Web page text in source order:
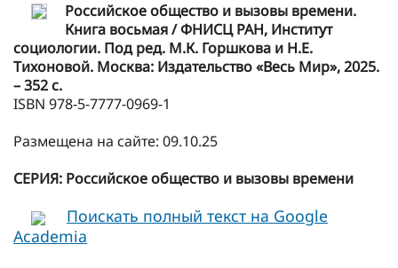
Российское общество и вызовы времени.
Книга восьмая / ФНИСЦ РАН, Институт
социологии. Под ред. М.К. Горшкова и Н.Е.
Тихоновой. Москва: Издательство «Весь Мир», 2025.
– 352 с.
ISBN 978-5-7777-0969-1
Размещена на сайте: 09.10.25
СЕРИЯ: Российское общество и вызовы времени
Поискать полный текст на Google
Academia